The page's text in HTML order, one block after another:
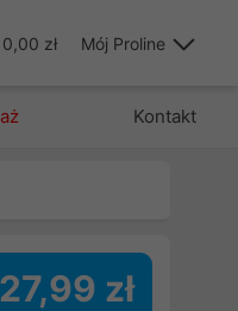
0,00 zł Mój Proline
Kontakt
27,99 zł